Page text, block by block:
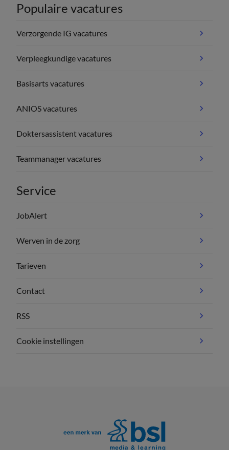
Populaire vacatures
Verzorgende IG vacatures
Verpleegkundige vacatures
Basisarts vacatures
ANIOS vacatures
Doktersassistent vacatures
Teammanager vacatures
Service
JobAlert
Werven in de zorg
Tarieven
Contact
RSS
Cookie instellingen